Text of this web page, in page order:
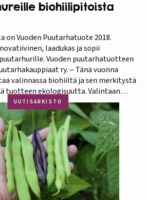
biohiilipitoista
on Vuoden Puutarhatuote 2018.
laadukas ja sopii
Vuoden puutarhatuotteen
ry. ‒ Tänä vuonna
valinnassa biohiiltä ja sen merkitystä
tuotteen ekologisuutta. Valintaan
ja kotimaisuus.
tuotteet olivat kaikki biohiilipohjaisia.
mutta Biolan Istutusmulta antaa
UUTISARKISTO